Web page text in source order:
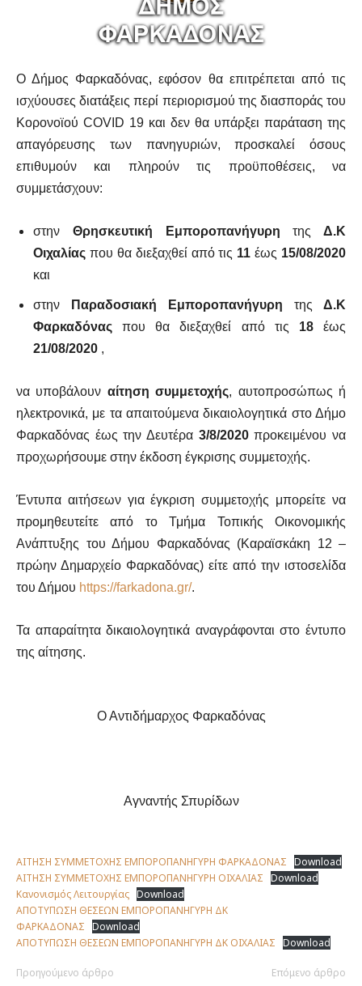
Ο Δήμος Φαρκαδόνας, εφόσον θα επιτρέπεται από τις
ισχύουσες διατάξεις περί περιορισμού της διασποράς του
Κορονοϊού COVID 19 και δεν θα υπάρξει παράταση της
απαγόρευσης των πανηγυριών, προσκαλεί όσους
επιθυμούν και πληρούν τις προϋποθέσεις, να
συμμετάσχουν:
στην Θρησκευτική Εμποροπανήγυρητης Δ.Κ
Οιχαλίας που θα διεξαχθεί από τις 11έως 15/08/2020
και
στην Παραδοσιακή Εμποροπανήγυρη της Δ.Κ
Φαρκαδόνας που θα διεξαχθεί από τις 18έως
21/08/2020 ,
να υποβάλουν αίτηση συμμετοχής, αυτοπροσώπως ή
ηλεκτρονικά, με τα απαιτούμενα δικαιολογητικά στο Δήμο
Φαρκαδόνας έως την Δευτέρα 3/8/2020προκειμένου να
προχωρήσουμε στην έκδοση έγκρισης συμμετοχής.
Έντυπα αιτήσεων για έγκριση συμμετοχής μπορείτε να
προμηθευτείτε από το Τμήμα Τοπικής Οικονομικής
Ανάπτυξης του Δήμου Φαρκαδόνας (Καραϊσκάκη 12 –
πρώην Δημαρχείο Φαρκαδόνας) είτε από την ιστοσελίδα
του Δήμου https://farkadona.gr/.
Τα απαραίτητα δικαιολογητικά αναγράφονται στο έντυπο
της αίτησης.
Ο Αντιδήμαρχος Φαρκαδόνας
Αγναντής Σπυρίδων
ΑΙΤΗΣΗ ΣΥΜΜΕΤΟΧΗΣ ΕΜΠΟΡΟΠΑΝΗΓΥΡΗ ΦΑΡΚΑΔΟΝΑΣ Download
ΑΙΤΗΣΗ ΣΥΜΜΕΤΟΧΗΣ ΕΜΠΟΡΟΠΑΝΗΓΥΡΗ ΟΙΧΑΛΙΑΣ Download
Κανονισμός Λειτουργίας Download
ΑΠΟΤΥΠΩΣΗ ΘΕΣΕΩΝ ΕΜΠΟΡΟΠΑΝΗΓΥΡΗ ΔΚ
ΦΑΡΚΑΔΟΝΑΣ Download
ΑΠΟΤΥΠΩΣΗ ΘΕΣΕΩΝ ΕΜΠΟΡΟΠΑΝΗΓΥΡΗ ΔΚ ΟΙΧΑΛΙΑΣ Download
Προηγούμενο άρθρο Επόμενο άρθρο